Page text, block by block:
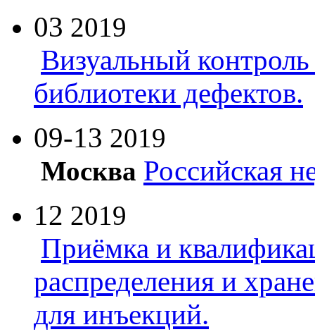
03 2019
Визуальный контроль
библиотеки дефектов.
09-13 2019
Москва Российская
12 2019
Приёмка и
распределения и
для инъекций.